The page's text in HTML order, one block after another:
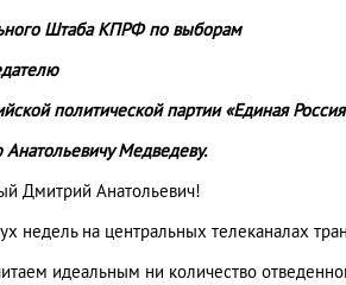
Штаба КПРФ по выборам
политической партии «Единая
Медведеву.
Дмитрий Анатольевич!
недель на центральных телеканалах
идеальным ни количество